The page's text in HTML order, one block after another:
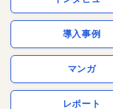
導入事例
マンガ
レポート